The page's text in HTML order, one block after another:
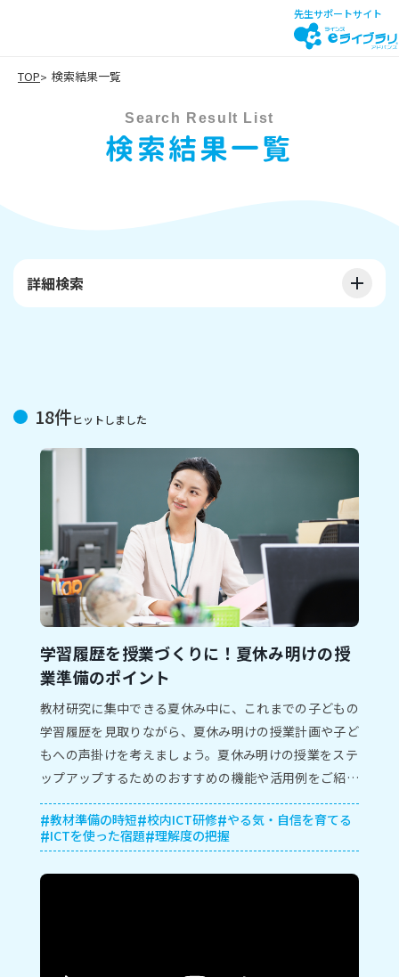
先生サポートサイト
TOP 検索結果一覧
Search Result List
検索結果一覧
詳細検索
18件ヒットしました
学習履歴を授業づくりに！夏休み明けの授
業準備のポイント
教材研究に集中できる夏休み中に、これまでの子どもの
学習履歴を見取りながら、夏休み明けの授業計画や子ど
もへの声掛けを考えましょう。夏休み明けの授業をステ
ップアップするためのおすすめの機能や活用例をご紹介
します。
教材準備の時短 校内ICT研修 やる気・自信を育てる
ICTを使った宿題 理解度の把握